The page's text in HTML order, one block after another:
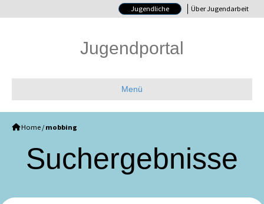
Jugendliche Über Jugendarbeit
Jugendportal
Menü
Home / mobbing
Such­ergebnisse